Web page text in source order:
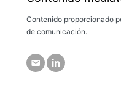
Contenido proporcionado
de comunicación.